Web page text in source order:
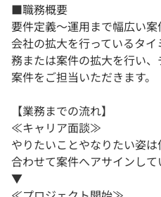
■職務概要
要件定義～運用まで幅広い案
会社の拡大を行っているタ
務または案件の拡大を行い
案件をご担当いただきます。
【業務までの流れ】
≪キャリア面談≫
やりたいことやなりたい姿
合わせて案件へアサインして
▼